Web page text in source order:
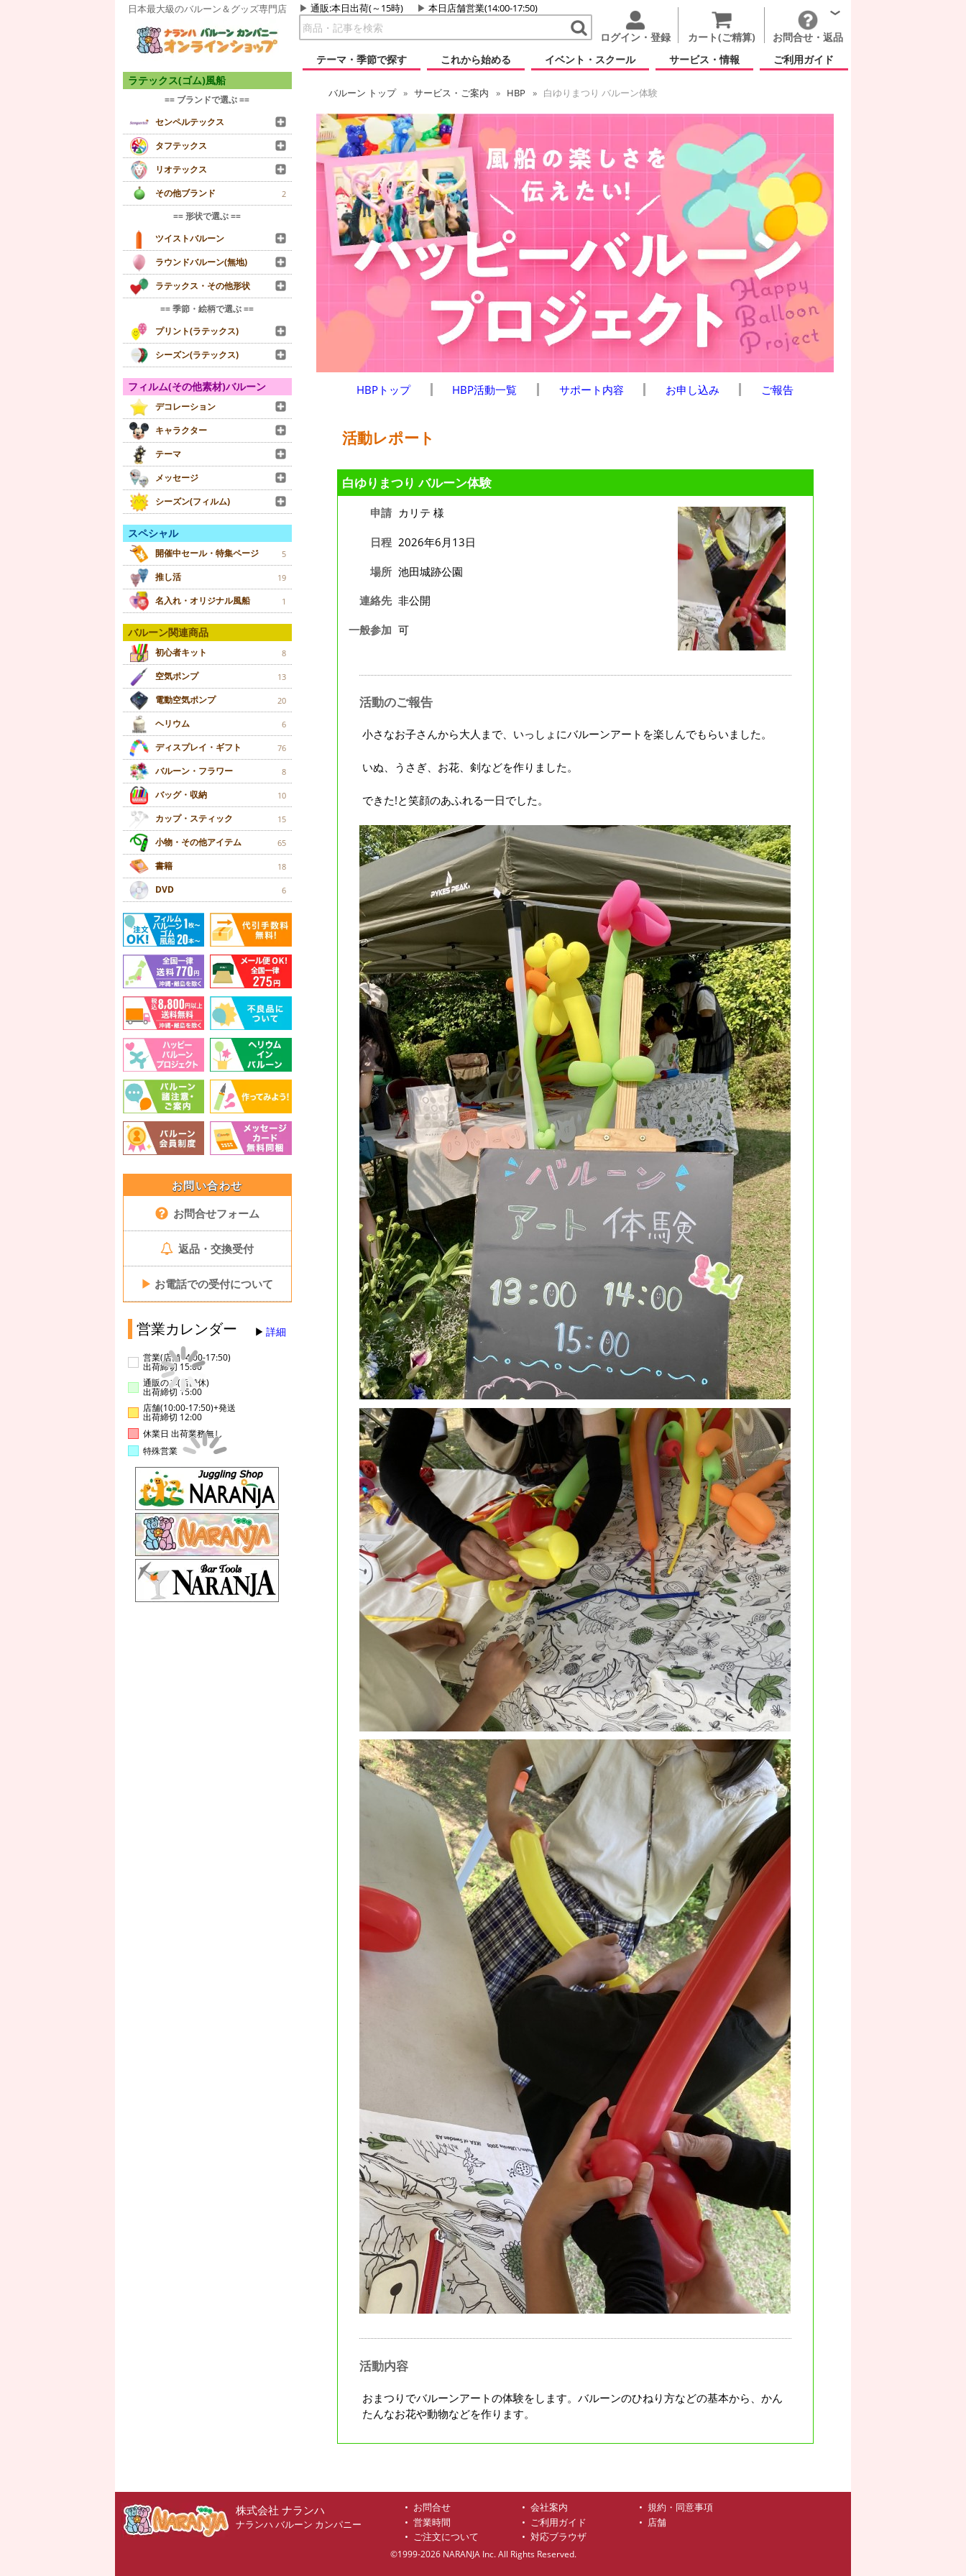
日本最大級のバルーン＆グッズ専門店 通販:本日出荷(～15時) 本日店舗営業(14:00-17:50)
ログイン・登録 カート(ご精算)
お問合せ・返品
テーマ・季節で探す
これから始める イベント・スクール サービス・情報 ご利用ガイド
ラテックス(ゴム)風船
== ブランドで選ぶ ==
センペルテックス
タフテックス
リオテックス
その他ブランド
2
== 形状で選ぶ ==
ツイストバルーン
ラウンドバルーン(無地)
ラテックス・その他形状
== 季節・絵柄で選ぶ ==
プリント(ラテックス)
シーズン(ラテックス)
フィルム(その他素材)バルーン
デコレーション
キャラクター
テーマ
メッセージ
シーズン(フィルム)
スペシャル
開催中セール・特集ページ 5
推し活 19
名入れ・オリジナル風船 1
バルーン関連商品
初心者キット 8
空気ポンプ 13
電動空気ポンプ 20
ヘリウム 6
ディスプレイ・ギフト 76
バルーン・フラワー 8
バッグ・収納 10
カップ・スティック 15
小物・その他アイテム 65
書籍 18
DVD 6
お問い合わせ
お問合せフォーム
返品・交換受付
▶ お電話での受付について
営業カレンダー 詳細
営業(店舗14:00-17:50)
出荷締切 15:00
通販のみ(店舗休)
出荷締切 15:00
店舗(10:00-17:50)+発送
出荷締切 12:00
休業日 出荷業務無し
特殊営業
バルーン トップ サービス・ご案内 HBP 白ゆりまつり バルーン体験
HBPトップ HBP活動一覧 サポート内容 お申し込み ご報告
活動レポート
白ゆりまつり バルーン体験
申請 カリテ 様
日程 2026年6月13日
場所 池田城跡公園
連絡先 非公開
一般参加 可
活動のご報告
小さなお子さんから大人まで、いっしょにバルーンアートを楽しんでもらいました。
いぬ、うさぎ、お花、剣などを作りました。
できた!と笑顔のあふれる一日でした。
活動内容
おまつりでバルーンアートの体験をします。バルーンのひねり方などの基本から、かん
たんなお花や動物などを作ります。
株式会社 ナランハ
ナランハ バルーン カンパニー
お問合せ 会社案内
規約・同意事項
営業時間
ご利用ガイド
店舗
ご注文について
対応ブラウザ
©1999-2026 NARANJA Inc. All Rights Reserved.